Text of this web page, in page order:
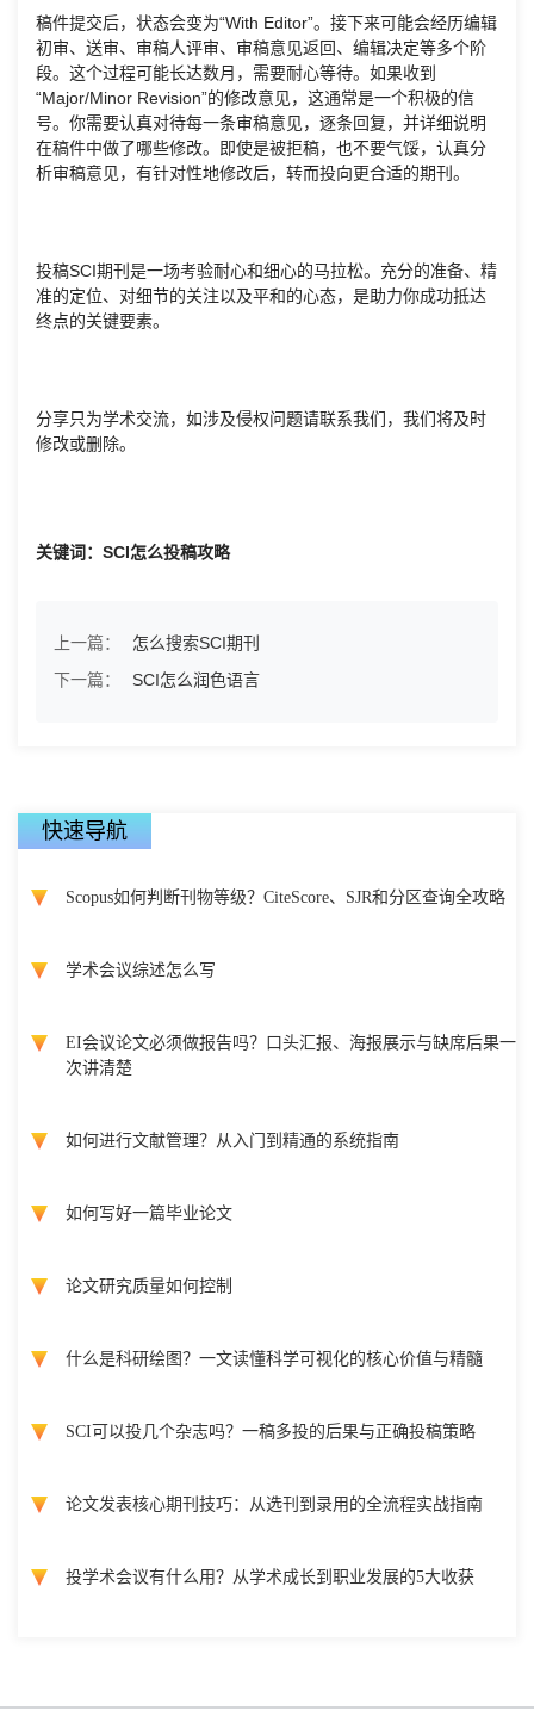
稿件提交后，状态会变为“With Editor”。接下来可能会经历编辑
初审、送审、审稿人评审、审稿意见返回、编辑决定等多个阶
段。这个过程可能长达数月，需要耐心等待。如果收到
“Major/Minor Revision”的修改意见，这通常是一个积极的信
号。你需要认真对待每一条审稿意见，逐条回复，并详细说明
在稿件中做了哪些修改。即使是被拒稿，也不要气馁，认真分
析审稿意见，有针对性地修改后，转而投向更合适的期刊。
投稿SCI期刊是一场考验耐心和细心的马拉松。充分的准备、精
准的定位、对细节的关注以及平和的心态，是助力你成功抵达
终点的关键要素。
分享只为学术交流，如涉及侵权问题请联系我们，我们将及时
修改或删除。
关键词：SCI怎么投稿攻略
上一篇：
怎么搜索SCI期刊
下一篇：
SCI怎么润色语言
快速导航
Scopus如何判断刊物等级？CiteScore、SJR和分区查询全攻略
学术会议综述怎么写
EI会议论文必须做报告吗？口头汇报、海报展示与缺席后果一
次讲清楚
如何进行文献管理？从入门到精通的系统指南
如何写好一篇毕业论文
论文研究质量如何控制
什么是科研绘图？一文读懂科学可视化的核心价值与精髓
SCI可以投几个杂志吗？一稿多投的后果与正确投稿策略
论文发表核心期刊技巧：从选刊到录用的全流程实战指南
投学术会议有什么用？从学术成长到职业发展的5大收获